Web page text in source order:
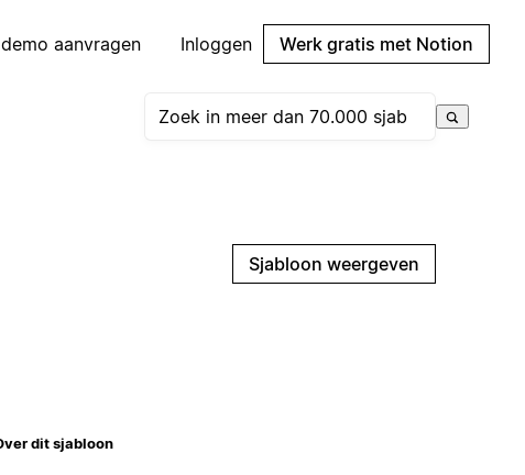
aanvragen Inloggen Werk gratis met Notion
Sjabloon weergeven
dit sjabloon